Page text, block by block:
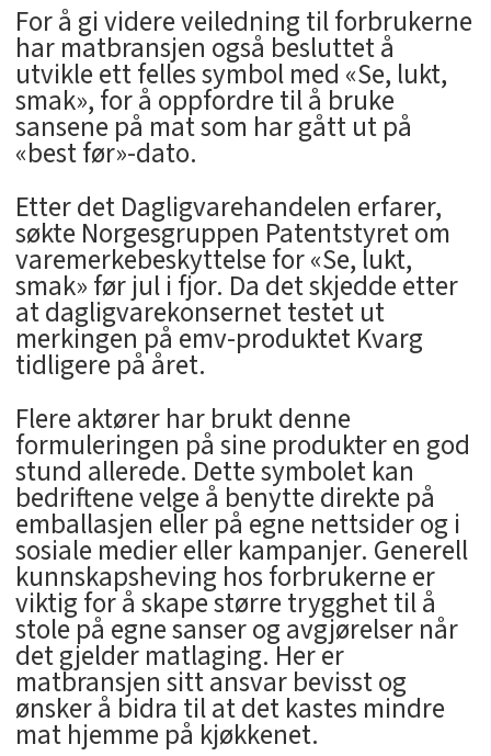
For å gi videre veiledning til forbrukerne
har matbransjen også besluttet å
utvikle ett felles symbol med «Se, lukt,
smak», for å oppfordre til å bruke
sansene på mat som har gått ut på
«best før»-dato.
Etter det Dagligvarehandelen erfarer,
søkte Norgesgruppen Patentstyret om
varemerkebeskyttelse for «Se, lukt,
smak» før jul i fjor. Da det skjedde etter
at dagligvarekonsernet testet ut
merkingen på emv-produktet Kvarg
tidligere på året.
Flere aktører har brukt denne
formuleringen på sine produkter en god
stund allerede. Dette symbolet kan
bedriftene velge å benytte direkte på
emballasjen eller på egne nettsider og i
sosiale medier eller kampanjer. Generell
kunnskapsheving hos forbrukerne er
viktig for å skape større trygghet til å
stole på egne sanser og avgjørelser når
det gjelder matlaging. Her er
matbransjen sitt ansvar bevisst og
ønsker å bidra til at det kastes mindre
mat hjemme på kjøkkenet.